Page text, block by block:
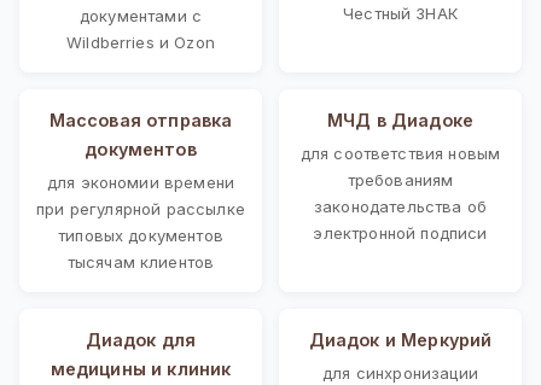
документами с
Wildberries и Ozon
Честный ЗНАК
Массовая отправка
документов
для экономии времени
при регулярной рассылке
типовых документов
тысячам клиентов
МЧД в Диадоке
для соответствия новым
требованиям
законодательства об
электронной подписи
Диадок для
медицины и клиник
Диадок и Меркурий
для синхронизации